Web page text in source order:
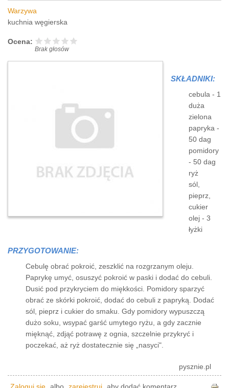
Warzywa
kuchnia węgierska
Ocena:
Brak głosów
SKŁADNIKI:
cebula - 1
duża
zielona
papryka -
50 dag
pomidory
- 50 dag
ryż
sól,
pieprz,
cukier
olej - 3
łyżki
PRZYGOTOWANIE:
Cebulę obrać pokroić, zeszklić na rozgrzanym oleju.
Paprykę umyć, osuszyć pokroić w paski i dodać do cebuli.
Dusić pod przykryciem do miękkości. Pomidory sparzyć
obrać ze skórki pokroić, dodać do cebuli z papryką. Dodać
sól, pieprz i cukier do smaku. Gdy pomidory wypuszczą
dużo soku, wsypać garść umytego ryżu, a gdy zacznie
mięknąć, zdjąć potrawę z ognia, szczelnie przykryć i
poczekać, aż ryż dostatecznie się „nasyci".
pysznie.pl